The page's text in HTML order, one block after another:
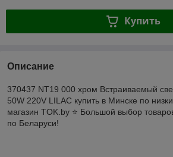
Купить
Описание
370437 NT19 000 хром Встраиваемый
50W 220V LILAC купить в Минске по
магазин TOK.by ⭐️ Большой выбор
по Беларуси!